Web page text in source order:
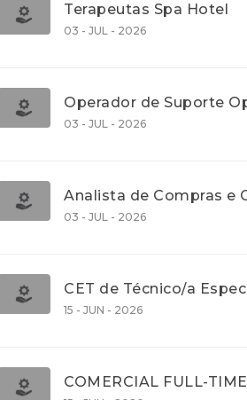
Terapeutas Spa Hotel
03 - JUL - 2026
03 - JUL - 2026
03 - JUL - 2026
15 - JUN - 2026
COMERCIAL FULL-TIME